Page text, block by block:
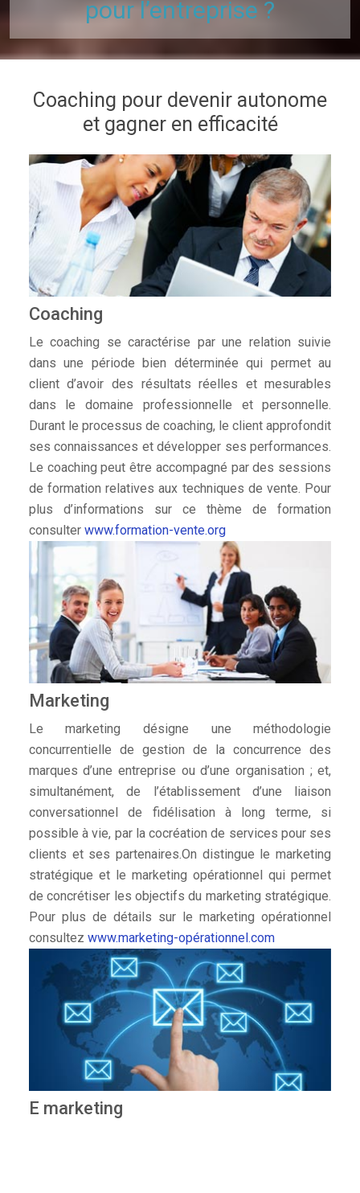
pour l’entreprise ?
Coaching pour devenir autonome
et gagner en efficacité
Coaching
Le coaching se caractérise par une relation suivie
dans une période bien déterminée qui permet au
client d’avoir des résultats réelles et mesurables
dans le domaine professionnelle et personnelle.
Durant le processus de coaching, le client approfondit
ses connaissances et développer ses performances.
Le coaching peut être accompagné par des sessions
de formation relatives aux techniques de vente. Pour
plus d’informations sur ce thème de formation
consulter www.formation-vente.org
Marketing
Le marketing désigne une méthodologie
concurrentielle de gestion de la concurrence des
marques d’une entreprise ou d’une organisation ; et,
simultanément, de l’établissement d’une liaison
conversationnel de fidélisation à long terme, si
possible à vie, par la cocréation de services pour ses
clients et ses partenaires.On distingue le marketing
stratégique et le marketing opérationnel qui permet
de concrétiser les objectifs du marketing stratégique.
Pour plus de détails sur le marketing opérationnel
consultez www.marketing-opérationnel.com
E marketing